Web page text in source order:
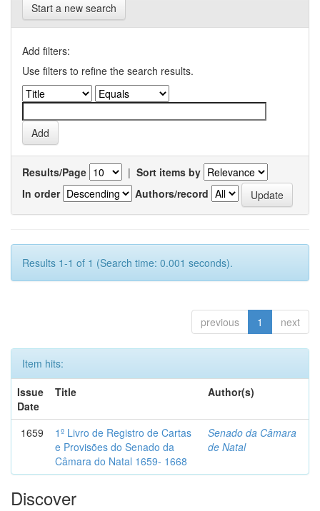
Start a new search
Add filters:
Use filters to refine the search results.
Results/Page | Sort items by
In order
Authors/record
Results 1-1 of 1 (Search time: 0.001 seconds).
previous 1 next
Item hits:
Issue
Date
Title Author(s)
1659
1º Livro de Registro de Cartas
e Provisões do Senado da
Câmara do Natal 1659- 1668
Senado da Câmara
de Natal
Discover